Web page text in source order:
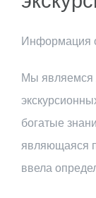
Информация
Мы являемся
богатые
являющаяся
ввела